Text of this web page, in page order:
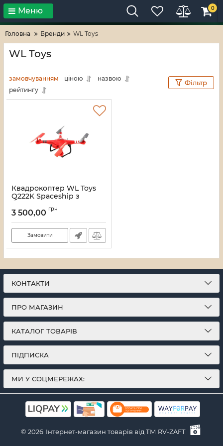
Тільки високі технології! RV-ZAFT
Меню 0
Головна Бренди WL Toys
WL Toys
замовчуванням ціною
назвою
рейтингу
Фільтр
Квадрокоптер WL Toys
Q222K Spaceship з
барометром та камерою
Wi-Fi (червоний) 2 750
Артикул:21_11873/15281
3 500,00 грн
Замовити
КОНТАКТИ
ПРО МАГАЗИН
КАТАЛОГ ТОВАРІВ
ПІДПИСКА
МИ У СОЦМЕРЕЖАХ:
© 2026 Інтернет-магазин товарів від ТМ RV-ZAFT